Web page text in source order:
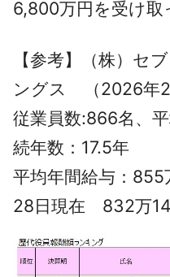
6,800万円を受け取
【参考】（株）セ
ングス （2026年
従業員数:866名、
続年数：17.5年
平均年間給与：
28日現在 832万